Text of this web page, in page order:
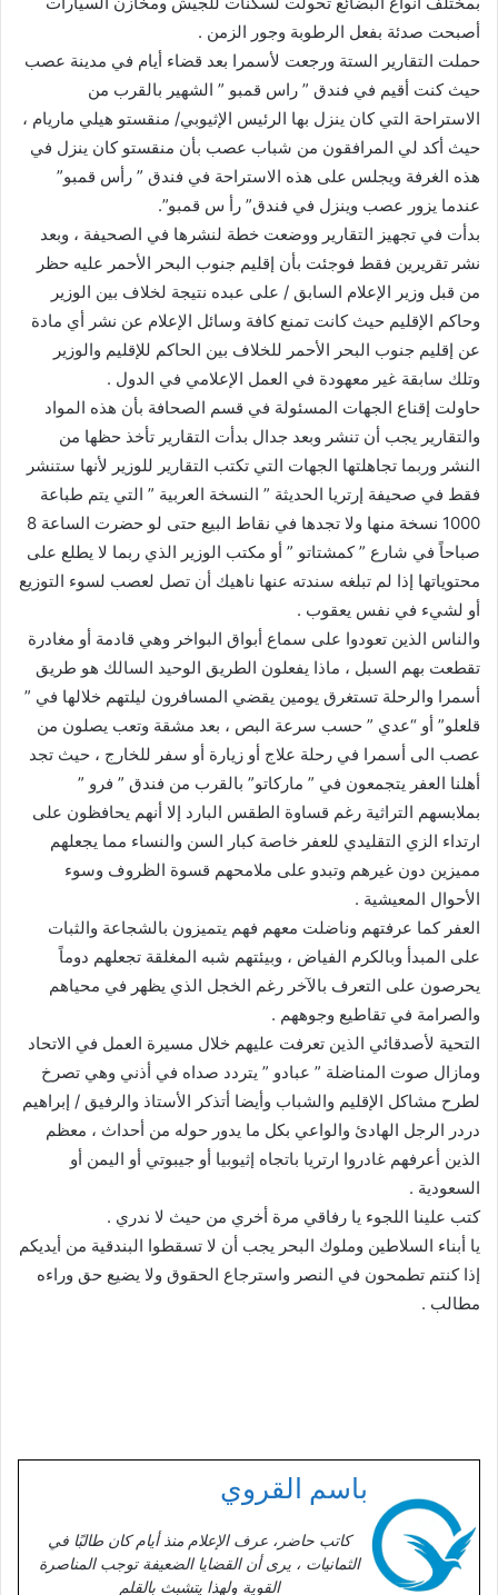
أصبحت صدئة بفعل الرطوبة وجور الزمن .
حملت التقارير الستة ورجعت لأسمرا بعد قضاء أيام في مدينة عصب
حيث كنت أقيم في فندق ” راس قمبو ” الشهير بالقرب من
الاستراحة التي كان ينزل بها الرئيس الإثيوبي/ منقستو هيلي ماريام ،
حيث أكد لي المرافقون من شباب عصب بأن منقستو كان ينزل في
هذه الغرفة ويجلس على هذه الاستراحة في فندق ” رأس قمبو”
عندما يزور عصب وينزل في فندق” رأ س قمبو”.
بدأت في تجهيز التقارير ووضعت خطة لنشرها في الصحيفة ، وبعد
نشر تقريرين فقط فوجئت بأن إقليم جنوب البحر الأحمر عليه حظر
من قبل وزير الإعلام السابق / على عبده نتيجة لخلاف بين الوزير
وحاكم الإقليم حيث كانت تمنع كافة وسائل الإعلام عن نشر أي مادة
عن إقليم جنوب البحر الأحمر للخلاف بين الحاكم للإقليم والوزير
وتلك سابقة غير معهودة في العمل الإعلامي في الدول .
حاولت إقناع الجهات المسئولة في قسم الصحافة بأن هذه المواد
والتقارير يجب أن تنشر وبعد جدال بدأت التقارير تأخذ حظها من
النشر وربما تجاهلتها الجهات التي تكتب التقارير للوزير لأنها ستنشر
فقط في صحيفة إرتريا الحديثة ” النسخة العربية ” التي يتم طباعة
1000 نسخة منها ولا تجدها في نقاط البيع حتى لو حضرت الساعة 8
صباحاً في شارع ” كمشتاتو ” أو مكتب الوزير الذي ربما لا يطلع على
محتوياتها إذا لم تبلغه سندته عنها ناهيك أن تصل لعصب لسوء التوزيع
أو لشيء في نفس يعقوب .
والناس الذين تعودوا على سماع أبواق البواخر وهي قادمة أو مغادرة
تقطعت بهم السبل ، ماذا يفعلون الطريق الوحيد السالك هو طريق
أسمرا والرحلة تستغرق يومين يقضي المسافرون ليلتهم خلالها في ”
قلعلو” أو “عدي ” حسب سرعة البص ، بعد مشقة وتعب يصلون من
عصب الى أسمرا في رحلة علاج أو زيارة أو سفر للخارج ، حيث تجد
أهلنا العفر يتجمعون في ” ماركاتو” بالقرب من فندق ” فرو ”
بملابسهم التراثية رغم قساوة الطقس البارد إلا أنهم يحافظون على
ارتداء الزي التقليدي للعفر خاصة كبار السن والنساء مما يجعلهم
مميزين دون غيرهم وتبدو على ملامحهم قسوة الظروف وسوء
الأحوال المعيشية .
العفر كما عرفتهم وناضلت معهم فهم يتميزون بالشجاعة والثبات
على المبدأ وبالكرم الفياض ، وبيئتهم شبه المغلقة تجعلهم دوماً
يحرصون على التعرف بالآخر رغم الخجل الذي يظهر في محياهم
والصرامة في تقاطيع وجوههم .
التحية لأصدقائي الذين تعرفت عليهم خلال مسيرة العمل في الاتحاد
ومازال صوت المناضلة ” عبادو ” يتردد صداه في أذني وهي تصرخ
لطرح مشاكل الإقليم والشباب وأيضا أتذكر الأستاذ والرفيق / إبراهيم
دردر الرجل الهادئ والواعي بكل ما يدور حوله من أحداث ، معظم
الذين أعرفهم غادروا ارتريا باتجاه إثيوبيا أو جيبوتي أو اليمن أو
السعودية .
كتب علينا اللجوء يا رفاقي مرة أخري من حيث لا ندري .
يا أبناء السلاطين وملوك البحر يجب أن لا تسقطوا البندقية من أيديكم
إذا كنتم تطمحون في النصر واسترجاع الحقوق ولا يضيع حق وراءه
مطالب .
باسم القروي
كاتب حاضر، عرف الإعلام منذ أيام كان طالبًا في
الثمانيات ، يرى أن القضايا الضعيفة توجب المناصرة
القوية ولهذا يتشبث بالقلم